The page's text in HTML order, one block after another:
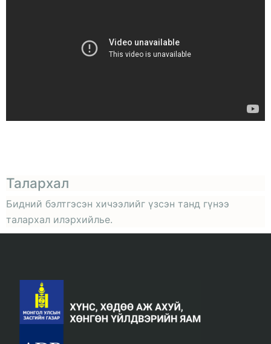
Талархал
Бидний бэлтгэсэн хичээлийг үзсэн танд гүнээ
талархал илэрхийлье.